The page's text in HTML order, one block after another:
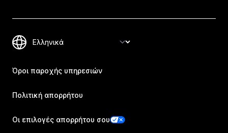
Όροι παροχής υπηρεσιών
Πολιτική απορρήτου
Οι επιλογές απορρήτου σου